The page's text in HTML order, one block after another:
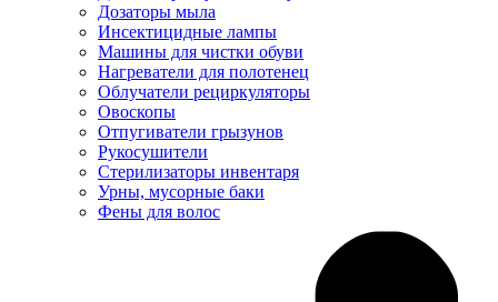
Дозаторы мыла
Инсектицидные лампы
Машины для чистки обуви
Нагреватели для полотенец
Облучатели рециркуляторы
Овоскопы
Отпугиватели грызунов
Рукосушители
Стерилизаторы инвентаря
Урны, мусорные баки
Фены для волос